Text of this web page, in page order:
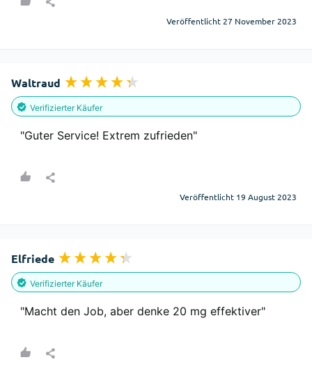
Veröffentlicht 27 November 2023
Waltraud
Verifizierter Käufer
"Guter Service! Extrem zufrieden"
Veröffentlicht 19 August 2023
Elfriede
Verifizierter Käufer
"Macht den Job, aber denke 20 mg effektiver"